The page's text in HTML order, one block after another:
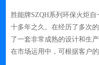
胜能牌SZQH系列环保火炬
十多年之久。在经历了多次
了一套非常成熟的设计和生
在市场运用中，可根据客户